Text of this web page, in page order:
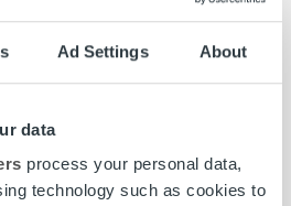
Ad Settings About
data
process your personal data,
technology such as cookies to